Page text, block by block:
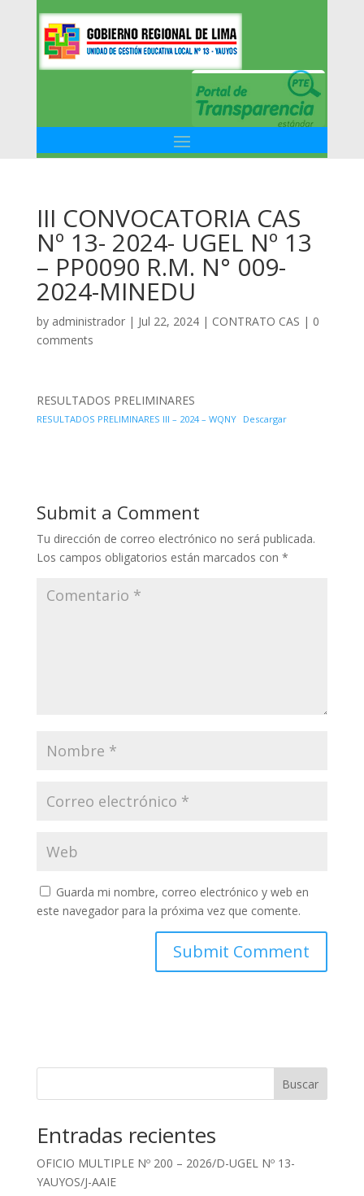
III CONVOCATORIA CAS
Nº 13- 2024- UGEL Nº 13
– PP0090 R.M. N° 009-
2024-MINEDU
by administrador| Jul 22, 2024| CONTRATO CAS | 0
comments
RESULTADOS PRELIMINARES
RESULTADOS PRELIMINARES III – 2024 – WQNY Descargar
Submit a Comment
Tu dirección de correo electrónico no será publicada.
Los campos obligatorios están marcados con *
Guarda mi nombre, correo electrónico y web en
este navegador para la próxima vez que comente.
Buscar
Entradas recientes
OFICIO MULTIPLE Nº 200 – 2026/D-UGEL Nº 13-
YAUYOS/J-AAIE